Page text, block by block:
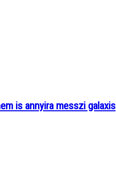
is annyira messzi galaxis